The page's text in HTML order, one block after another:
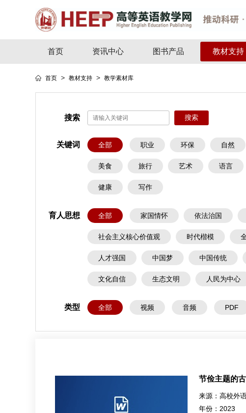
首页 资讯中心 图书产品 教材支持
首页 > 教材支持 > 教学素材库
搜索
关键词 全部 职业 环保 自然
美食 旅行 艺术 语言
健康 写作
育人思想 全部 家国情怀 依法治国
社会主义核心价值观 时代楷模
人才强国 中国梦 中国传统
文化自信 生态文明 人民为中心
类型 全部 视频 音频 PDF
节俭主题的
来源： 高校外语
年份： 2023